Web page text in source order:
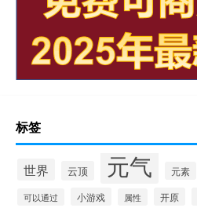
标签
世界 云顶 元气 元素
可以通过 小游戏 属性 开原